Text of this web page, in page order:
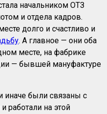
начальником ОТЗ
и отдела кадров.
долго и счастливо и
. А главное — они оба
месте, на фабрике
— бывшей мануфактуре
иначе были связаны с
работали на этой